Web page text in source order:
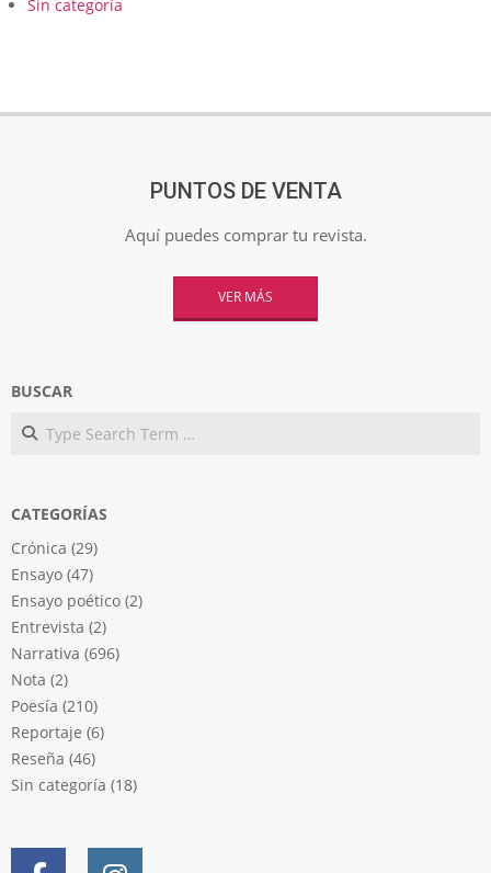
Sin categoría
PUNTOS DE VENTA
Aquí puedes comprar tu revista.
VER MÁS
BUSCAR
Search
CATEGORÍAS
Crónica (29)
Ensayo (47)
Ensayo poético (2)
Entrevista (2)
Narrativa (696)
Nota (2)
Poesía (210)
Reportaje (6)
Reseña (46)
Sin categoría (18)